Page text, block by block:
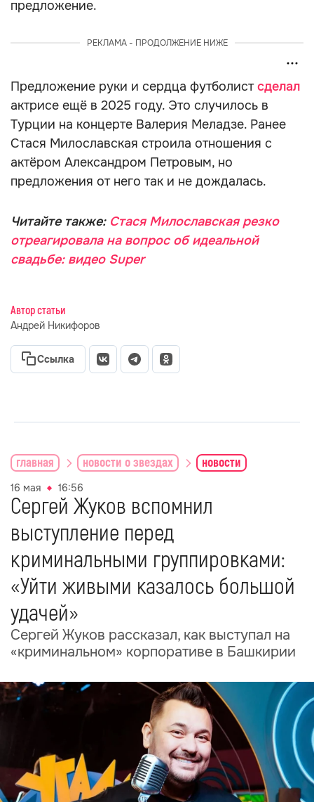
предложение.
РЕКЛАМА - ПРОДОЛЖЕНИЕ НИЖЕ
Предложение руки и сердца футболистсделал
актрисе ещё в 2025 году. Это случилось в
Турции на концерте Валерия Меладзе. Ранее
Стася Милославская строила отношения с
актёром Александром Петровым, но
предложения от него так и не дождалась.
Читайте также: Стася Милославская резко
отреагировала на вопрос об идеальной
свадьбе: видео Super
Автор статьи
Андрей Никифоров
Ссылка
главная новости о звездах новости
16 мая 16:56
Сергей Жуков вспомнил
выступление перед
криминальными группировками:
«Уйти живыми казалось большой
удачей»
Сергей Жуков рассказал, как выступал на
«криминальном» корпоративе в Башкирии